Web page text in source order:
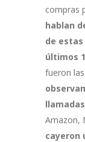
compras
hablan
de
últimos
fueron
llamadas
Amazon,
cayeron